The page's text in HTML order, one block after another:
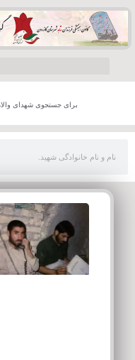
برای جستجوی شهدای